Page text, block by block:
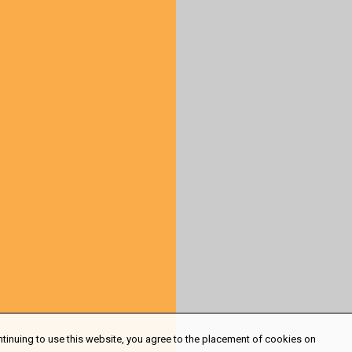
to use this website, you agree to the placement of cookies on